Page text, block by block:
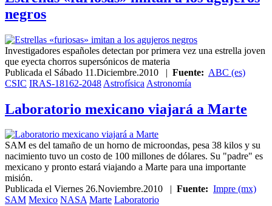
negros
Investigadores españoles detectan por primera vez una estrella joven
que eyecta chorros supersónicos de materia
Publicada el Sábado 11.Diciembre.2010 | Fuente: ABC (es)
CSIC IRAS-18162-2048 Astrofísica Astronomía
Laboratorio mexicano viajará a Marte
SAM es del tamaño de un horno de microondas, pesa 38 kilos y su
nacimiento tuvo un costo de 100 millones de dólares. Su "padre" es
mexicano y pronto estará viajando a Marte para una importante
misión.
Publicada el Viernes 26.Noviembre.2010 | Fuente: Impre (mx)
SAM Mexico NASA Marte Laboratorio